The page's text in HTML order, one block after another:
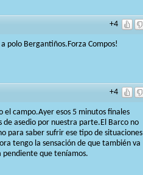
+4
polo Bergantiños.Forza Compos!
+4
el campo.Ayer esos 5 minutos finales
de asedio por nuestra parte.El Barco no
para saber sufrir ese tipo de situaciones
tengo la sensación de que también va
pendiente que teníamos.